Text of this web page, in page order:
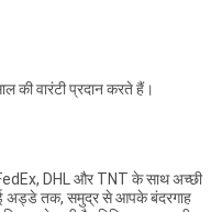
की वारंटी प्रदान करते हैं।
FedEx, DHL और TNT के साथ अच्छी
अड्डे तक, समुद्र से आपके बंदरगाह